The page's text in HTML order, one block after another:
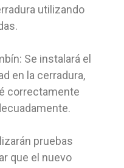
utilizando
Se instalará el
en la cerradura,
correctamente
pruebas
que el nuevo